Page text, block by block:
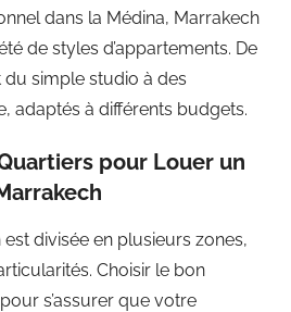
dans la Médina, Marrakech
de styles d’appartements. De
simple studio à des
adaptés à différents budgets.
pour Louer un
divisée en plusieurs zones,
Choisir le bon
s’assurer que votre